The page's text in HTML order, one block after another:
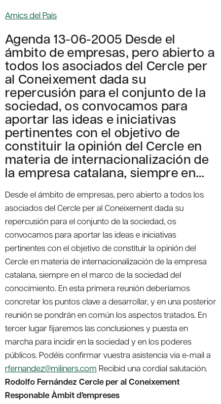
Amics del País
Agenda 13-06-2005 Desde el
ámbito de empresas, pero abierto a
todos los asociados del Cercle per
al Coneixement dada su
repercusión para el conjunto de la
sociedad, os convocamos para
aportar las ideas e iniciativas
pertinentes con el objetivo de
constituir la opinión del Cercle en
materia de internacionalización de
la empresa catalana, siempre en…
Desde el ámbito de empresas, pero abierto a todos los
asociados del Cercle per al Coneixement dada su
repercusión para el conjunto de la sociedad, os
convocamos para aportar las ideas e iniciativas
pertinentes con el objetivo de constituir la opinión del
Cercle en materia de internacionalización de la empresa
catalana, siempre en el marco de la sociedad del
conocimiento. En esta primera reunión deberíamos
concretar los puntos clave a desarrollar, y en una posterior
reunión se pondrán en común los aspectos tratados. En
tercer lugar fijaremos las conclusiones y puesta en
marcha para incidir en la sociedad y en los poderes
públicos. Podéis confirmar vuestra asistencia via e-mail a
rfernandez@miliners.com Recibid una cordial salutación.
Rodolfo Fernández Cercle per al Coneixement
Responable Àmbit d’empreses